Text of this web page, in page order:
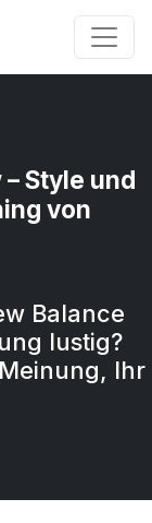
Style und
von
Balance
lustig?
Ihr